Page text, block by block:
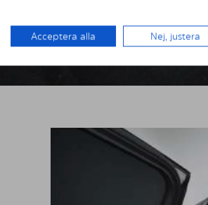
Acceptera alla Nej, justera